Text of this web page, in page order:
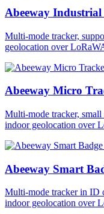
Abeeway
Multi-mode tracker,
geolocation over
Abeeway Micro
Multi-mode tracker, small
indoor geolocation over
Abeeway Smart
Multi-mode tracker in ID
indoor geolocation over